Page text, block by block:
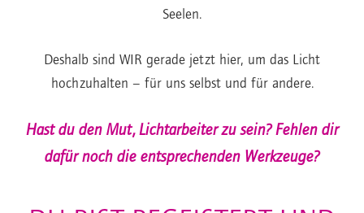
Seelen.
Deshalb sind WIR gerade jetzt hier, um das Licht
hochzuhalten – für uns selbst und für andere.
Hast du den Mut, Lichtarbeiter zu sein? Fehlen dir
dafür noch die entsprechenden Werkzeuge?